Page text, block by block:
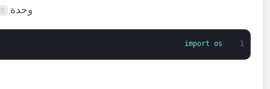
وحدة
1
import os